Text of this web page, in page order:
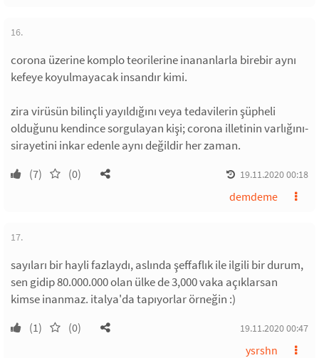
16.
corona üzerine komplo teorilerine inananlarla birebir aynı
kefeye koyulmayacak insandır kimi.
zira virüsün bilinçli yayıldığını veya tedavilerin şüpheli
olduğunu kendince sorgulayan kişi; corona illetinin varlığını-
sirayetini inkar edenle aynı değildir her zaman.
(7) (0) 19.11.2020 00:18
demdeme
17.
sayıları bir hayli fazlaydı, aslında şeffaflık ile ilgili bir durum,
sen gidip 80.000.000 olan ülke de 3,000 vaka açıklarsan
kimse inanmaz. italya'da tapıyorlar örneğin :)
(1) (0) 19.11.2020 00:47
ysrshn